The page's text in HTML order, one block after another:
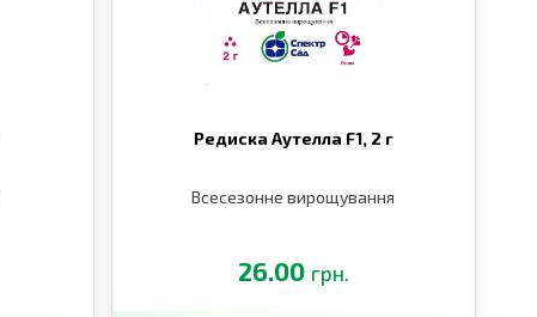
Редиска Аутелла F1, 2 г
Всесезонне вирощування
26.00 грн.